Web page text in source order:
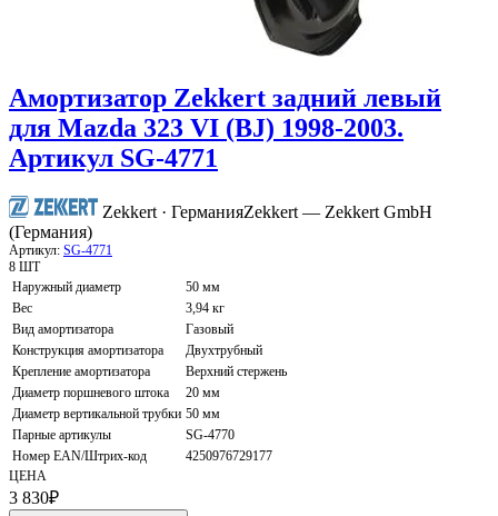
Амортизатор Zekkert задний левый
для Mazda 323 VI (BJ) 1998-2003.
Артикул SG-4771
Zekkert · ГерманияZekkert — Zekkert GmbH
(Германия)
Артикул: SG-4771
8 ШТ
Наружный диаметр
50 мм
Вес
3,94 кг
Вид амортизатора
Газовый
Конструкция амортизатора
Двухтрубный
Крепление амортизатора
Верхний стержень
Диаметр поршневого штока
20 мм
Диаметр вертикальной трубки 50 мм
Парные артикулы
SG-4770
Номер EAN/Штрих-код
4250976729177
ЦЕНА
3 830₽